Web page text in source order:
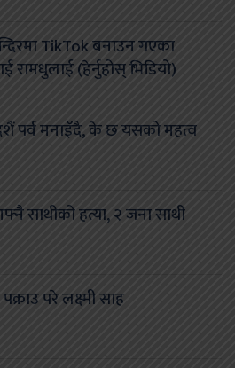
TikTok बनाउन गएका
रामधुलाई (हेर्नुहोस् भिडियो)
पर्व मनाइँदै, के छ यसको महत्व
साथीको हत्या, २ जना साथी
परे लक्ष्मी साह